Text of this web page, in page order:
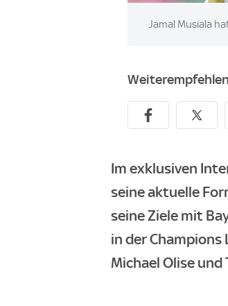
Image:
Jamal Musiala
Im exklusiven
seine aktuelle
seine Ziele mit
in der Champions
Michael Olise und